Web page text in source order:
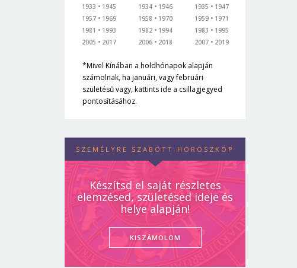
1933
1945
1957
1969
1981
1993
2005
2017
1934
1946
1958
1970
1982
1994
2006
2018
1935
1947
1959
1971
1983
1995
2007
2019
*Mivel Kínában a holdhónapok alapján
számolnak, ha januári, vagy februári
születésű vagy, kattints ide a csillagjegyed
pontosításához.
SZEMÉLYRE SZABOTT HOROSZKÓP
Készítsd el saját részletes
elemzésed, születésed ideje és
helye alapján!
KISZÁMOLOM